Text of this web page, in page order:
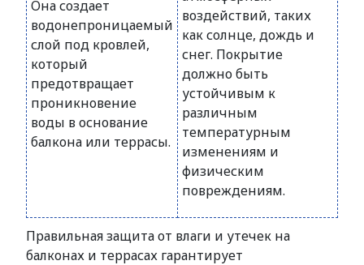
Она создает
водонепроницаемый
слой под кровлей,
который
предотвращает
проникновение
воды в основание
балкона или террасы.
воздействий, таких
как солнце, дождь и
снег. Покрытие
должно быть
устойчивым к
различным
температурным
изменениям и
физическим
повреждениям.
Правильная защита от влаги и утечек на
балконах и террасах гарантирует